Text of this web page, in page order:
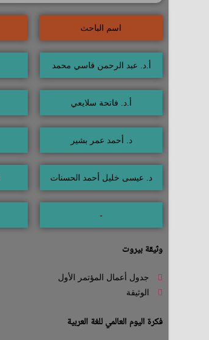
اسم الباحث
أ.د. عبد الرحمن قاسي محمد
أ.د. فاتحة سلايعي
د. أحمد عمر بشير
د. عيسى خليل أحمد الحسنات
-
وثيقة بيروت
جدول أعمال المؤتمر الأول
الوثيقة
فكرة اليوم العالمي للغة العربية